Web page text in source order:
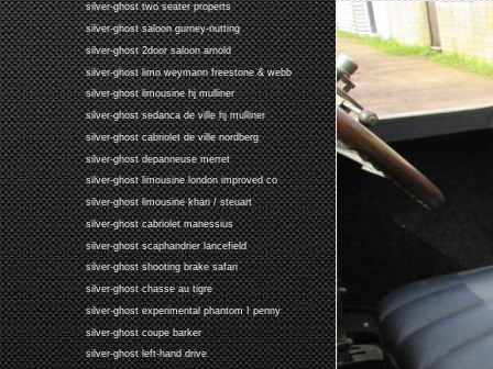
silver-ghost two seater properts
silver-ghost saloon gurney-nutting
silver-ghost 2door saloon arnold
silver-ghost limo weymann freestone & webb
silver-ghost limousine hj mulliner
silver-ghost sedanca de ville hj mulliner
silver-ghost cabriolet de ville nordberg
silver-ghost depanneuse merret
silver-ghost limousine london improved co
silver-ghost limousine khan / steuart
silver-ghost cabriolet manessius
silver-ghost scaphandrier lancefield
silver-ghost shooting brake safari
silver-ghost chasse au tigre
silver-ghost experimental phantom I penny
silver-ghost coupe barker
silver-ghost left-hand drive